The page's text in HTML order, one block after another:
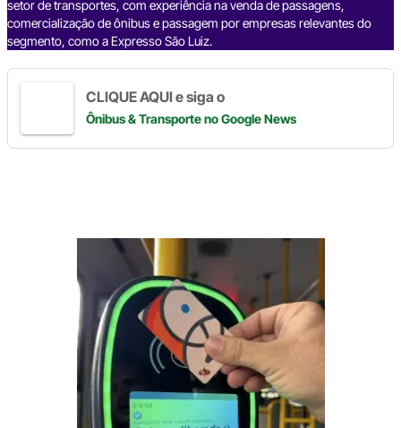
setor de transportes, com experiência na venda de passagens,
comercialização de ônibus e passagem por empresas relevantes do
segmento, como a Expresso São Luiz.
CLIQUE AQUI e siga o
Ônibus & Transporteno Google News